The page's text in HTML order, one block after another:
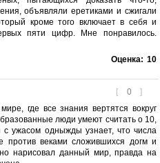
объявляли еретиками и сжигали
кроме того включает в себя и
пяти цифр. Мне понравилось.
Оценка: 10
[ 0 ]
где все знания вертятся вокруг
люди умеют считать о 10,
ужасом одныжды узнает, что числа
против веками сложившихся догм и
нарисовал данный мир, правда на